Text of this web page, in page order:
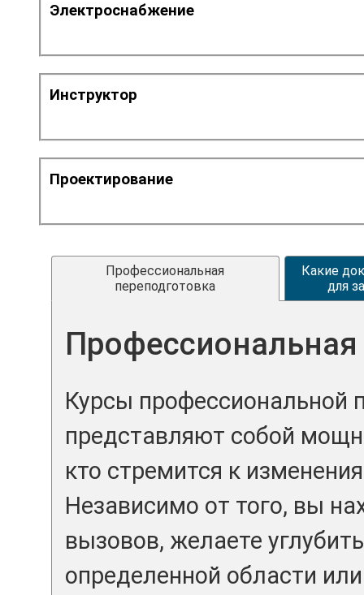
Электроснабжение
Инструктор
Проектирование
Профессиональная
переподготовка
Какие
для
Профессиональная
Курсы профессиональной
представляют собой
кто стремится к
Независимо от того, вы
вызовов, желаете
определенной области